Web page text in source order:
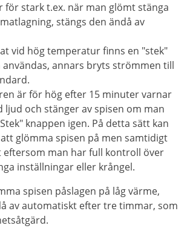
för stark t.ex. när man glömt stänga
stängs den ändå av
vid hög temperatur finns en "stek"
användas, annars bryts strömmen till
är för hög efter 15 minuter varnar
ljud och stänger av spisen om man
knappen igen. På detta sätt kan
glömma spisen på men samtidigt
eftersom man har full kontroll över
inställningar eller krångel.
spisen påslagen på låg värme,
av automatiskt efter tre timmar, som